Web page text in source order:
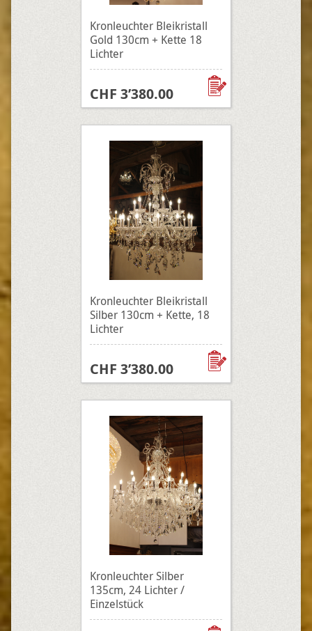
Kronleuchter Bleikristall
Gold 130cm + Kette 18
Lichter
CHF 3’380.00
Kronleuchter Bleikristall
Silber 130cm + Kette, 18
Lichter
CHF 3’380.00
Kronleuchter Silber
135cm, 24 Lichter /
Einzelstück